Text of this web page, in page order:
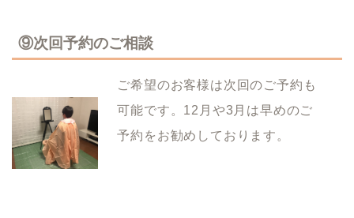
⑨次回予約のご相談
ご希望のお客様は次回のご予約も
可能です。12月や3月は早めのご
予約をお勧めしております。